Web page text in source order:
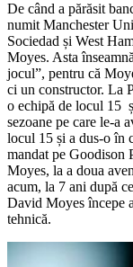
De când a părăsit
numit Manchester
Sociedad și West
Moyes. Asta
jocul”, pentru că
ci un constructor. La
o echipă de locul 15
sezoane pe care le-a
locul 15 și a dus-o în
mandat pe Goodison
Moyes, la a doua
acum, la 7 ani după
David Moyes începe
tehnică.